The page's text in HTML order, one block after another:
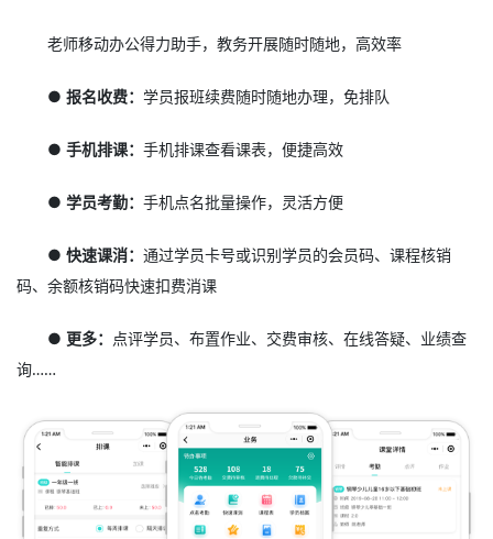
老师移动办公得力助手，教务开展随时随地，高效率
● 报名收费：学员报班续费随时随地办理，免排队
● 手机排课：手机排课查看课表，便捷高效
● 学员考勤：手机点名批量操作，灵活方便
● 快速课消：通过学员卡号或识别学员的会员码、课程核销
码、余额核销码快速扣费消课
● 更多： 点评学员、布置作业、交费审核、在线答疑、业绩查
询……